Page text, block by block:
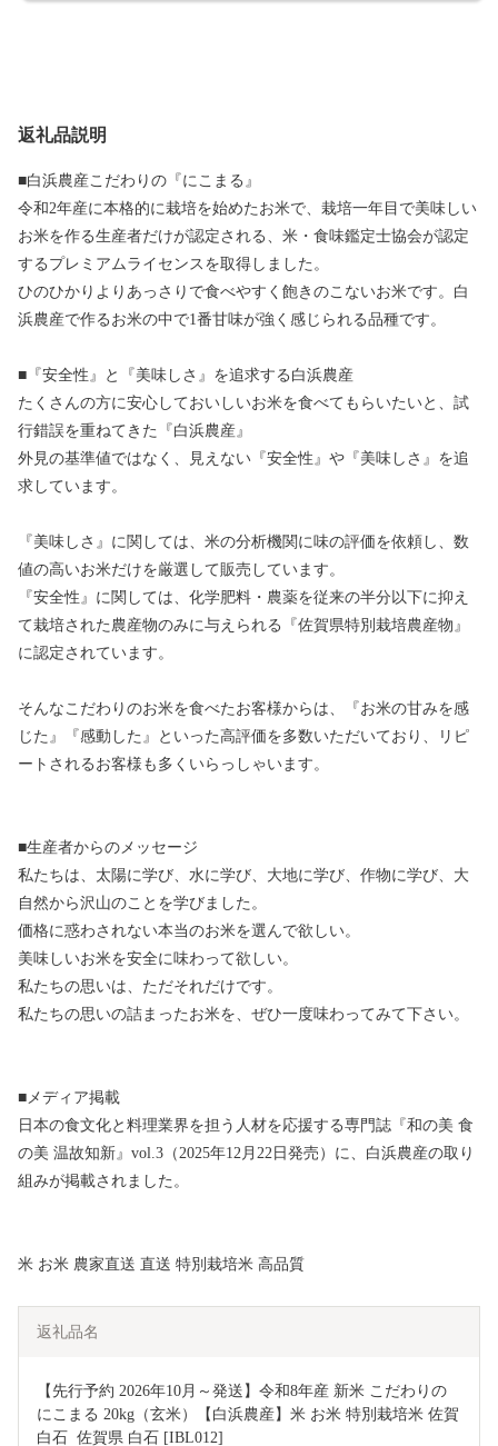
返礼品説明
■白浜農産こだわりの『にこまる』
令和2年産に本格的に栽培を始めたお米で、栽培一年目で美味しい
お米を作る生産者だけが認定される、米・食味鑑定士協会が認定
するプレミアムライセンスを取得しました。
ひのひかりよりあっさりで食べやすく飽きのこないお米です。白
浜農産で作るお米の中で1番甘味が強く感じられる品種です。
■『安全性』と『美味しさ』を追求する白浜農産
たくさんの方に安心しておいしいお米を食べてもらいたいと、試
行錯誤を重ねてきた『白浜農産』
外見の基準値ではなく、見えない『安全性』や『美味しさ』を追
求しています。
『美味しさ』に関しては、米の分析機関に味の評価を依頼し、数
値の高いお米だけを厳選して販売しています。
『安全性』に関しては、化学肥料・農薬を従来の半分以下に抑え
て栽培された農産物のみに与えられる『佐賀県特別栽培農産物』
に認定されています。
そんなこだわりのお米を食べたお客様からは、『お米の甘みを感
じた』『感動した』といった高評価を多数いただいており、リピ
ートされるお客様も多くいらっしゃいます。
■生産者からのメッセージ
私たちは、太陽に学び、水に学び、大地に学び、作物に学び、大
自然から沢山のことを学びました。
価格に惑わされない本当のお米を選んで欲しい。
美味しいお米を安全に味わって欲しい。
私たちの思いは、ただそれだけです。
私たちの思いの詰まったお米を、ぜひ一度味わってみて下さい。
■メディア掲載
日本の食文化と料理業界を担う人材を応援する専門誌『和の美 食
の美 温故知新』vol.3（2025年12月22日発売）に、白浜農産の取り
組みが掲載されました。
米 お米 農家直送 直送 特別栽培米 高品質
返礼品名
【先行予約 2026年10月～発送】令和8年産 新米 こだわりの
にこまる 20kg（玄米）【白浜農産】米 お米 特別栽培米 佐賀
白石  佐賀県 白石 [IBL012]